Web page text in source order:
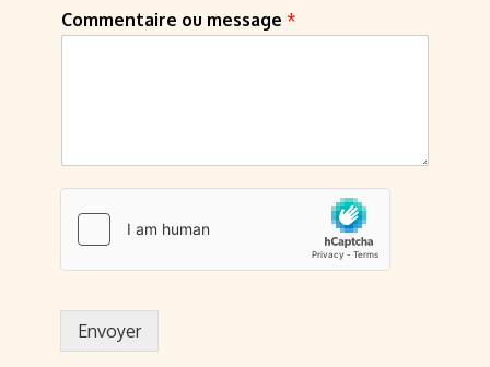
Commentaire ou message *
Envoyer